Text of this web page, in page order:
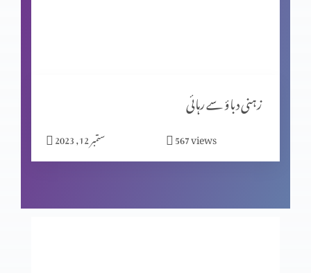
مسیحیت اور شاگردیت پارٹ 2
نیا سال کیوں مناتے ہیں؟
زہنی دباؤ سے رہائی
ستمبر 12, 2023 567views